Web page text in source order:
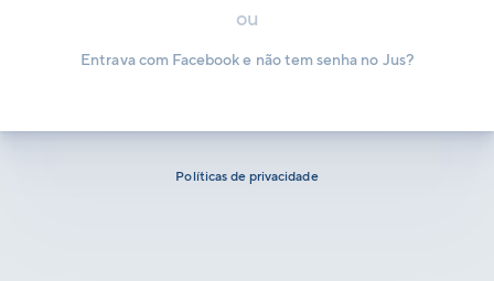
ou
Entrava com Facebook e não tem senha no Jus?
Políticas de privacidade